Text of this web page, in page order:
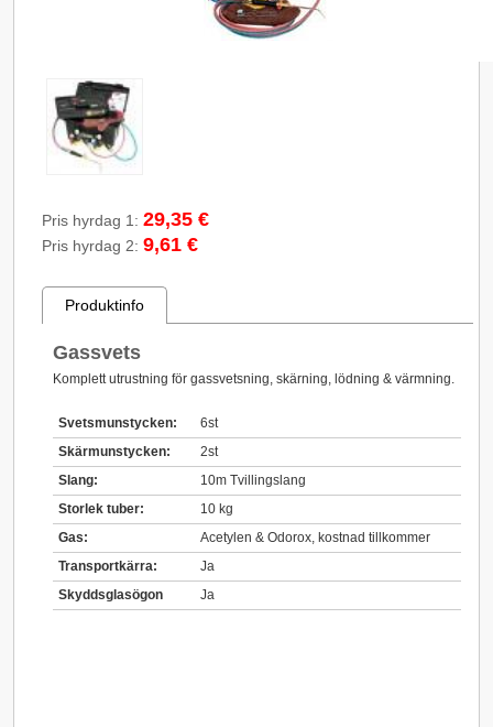
Pris hyrdag 1:29,35 €
Pris hyrdag 2:9,61 €
Produktinfo
Gassvets
Komplett utrustning för gassvetsning, skärning, lödning & värmning.
Svetsmunstycken:
6st
Skärmunstycken:
2st
Slang:
10m Tvillingslang
Storlek tuber:
10 kg
Gas:
Acetylen & Odorox, kostnad tillkommer
Transportkärra:
Ja
Skyddsglasögon
Ja